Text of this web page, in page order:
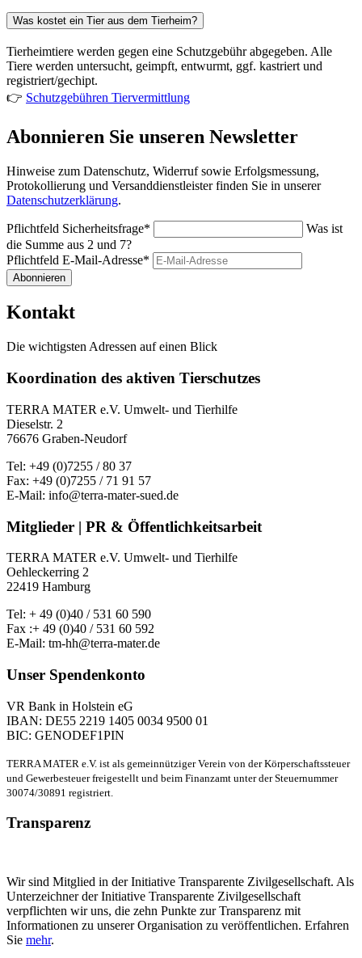
Was kostet ein Tier aus dem Tierheim?
Tierheimtiere werden gegen eine Schutzgebühr abgegeben. Alle
Tiere werden untersucht, geimpft, entwurmt, ggf. kastriert und
registriert/gechipt.
👉 Schutzgebühren Tiervermittlung
Abonnieren Sie unseren Newsletter
Hinweise zum Datenschutz, Widerruf sowie Erfolgsmessung,
Protokollierung und Versanddienstleister finden Sie in unserer
Datenschutzerklärung.
Pflichtfeld Sicherheitsfrage*
Was ist
die Summe aus 2 und 7?
Pflichtfeld E-Mail-Adresse*
Abonnieren
Kontakt
Die wichtigsten Adressen auf einen Blick
Koordination des aktiven Tierschutzes
TERRA MATER e.V. Umwelt- und Tierhilfe
Dieselstr. 2
76676 Graben-Neudorf
Tel: +49 (0)7255 / 80 37
Fax: +49 (0)7255 / 71 91 57
E-Mail: info@terra-mater-sued.de
Mitglieder | PR & Öffentlichkeitsarbeit
TERRA MATER e.V. Umwelt- und Tierhilfe
Oehleckerring 2
22419 Hamburg
Tel: + 49 (0)40 / 531 60 590
Fax :+ 49 (0)40 / 531 60 592
E-Mail: tm-hh@terra-mater.de
Unser Spendenkonto
VR Bank in Holstein eG
IBAN: DE55 2219 1405 0034 9500 01
BIC: GENODEF1PIN
TERRA MATER e.V. ist als gemeinnütziger Verein von der Körperschaftssteuer
und Gewerbesteuer freigestellt und beim Finanzamt unter der Steuernummer
30074/30891 registriert.
Transparenz
Wir sind Mitglied in der Initiative Transparente Zivilgesellschaft. Als
Unterzeichner der Initiative Transparente Zivilgesellschaft
verpflichten wir uns, die zehn Punkte zur Transparenz mit
Informationen zu unserer Organisation zu veröffentlichen. Erfahren
Sie mehr.